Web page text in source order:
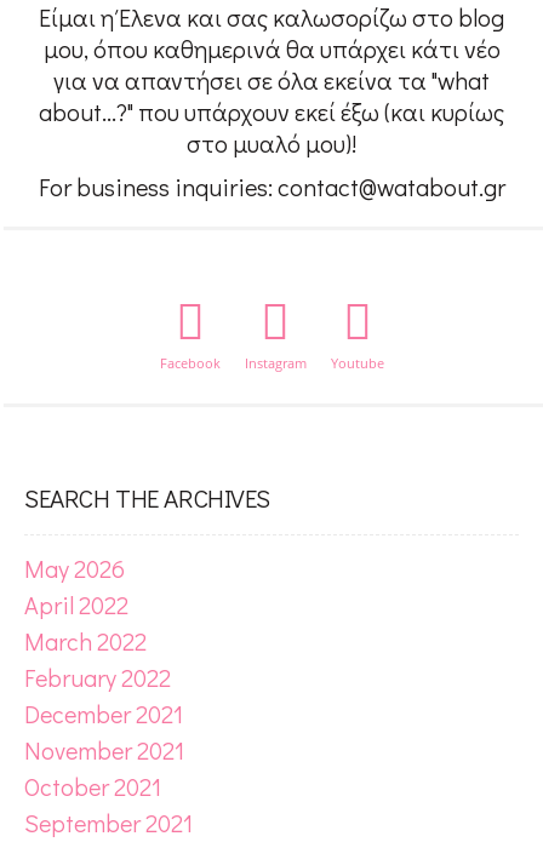
Είμαι η Έλενα και σας καλωσορίζω στο blog
μου, όπου καθημερινά θα υπάρχει κάτι νέο
για να απαντήσει σε όλα εκείνα τα "what
about...?" που υπάρχουν εκεί έξω (και κυρίως
στο μυαλό μου)!
For business inquiries: contact@watabout.gr
Facebook Instagram Youtube
SEARCH THE ARCHIVES
May 2026
April 2022
March 2022
February 2022
December 2021
November 2021
October 2021
September 2021